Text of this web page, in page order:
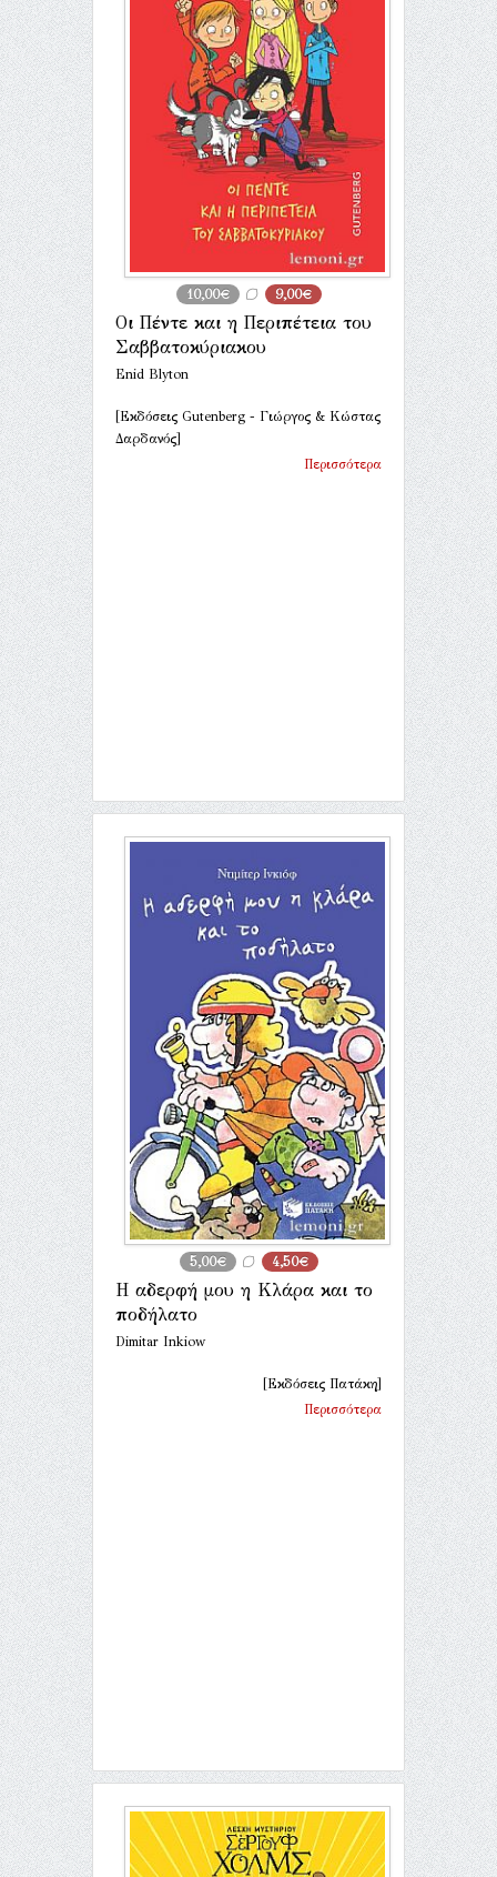
10,00€ 9,00€
Οι Πέντε και η Περιπέτεια του
Σαββατοκύριακου
Enid Blyton
[Εκδόσεις Gutenberg - Γιώργος & Κώστας
Δαρδανός]
Περισσότερα
5,00€ 4,50€
Η αδερφή μου η Κλάρα και το
ποδήλατο
Dimitar Inkiow
[Εκδόσεις Πατάκη]
Περισσότερα